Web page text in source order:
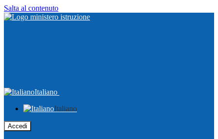
Salta al contenuto
Italiano
Italiano
Accedi